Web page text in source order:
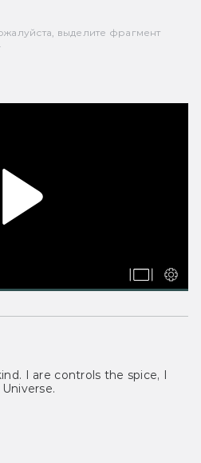
выделите фрагмент
I are controls the spice, I